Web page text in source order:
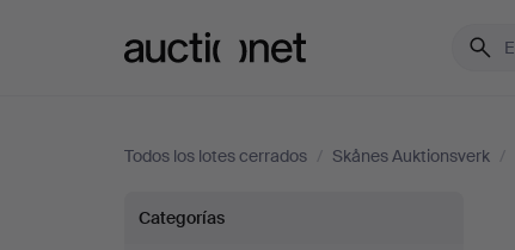
Todos los lotes cerrados / Skånes Auktionsverk /
Lámparas
Categorías